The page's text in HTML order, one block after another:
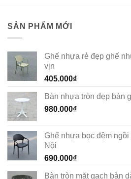
SẢN PHẨM MỚI
Ghế nhựa rẻ đẹp ghế
vịn
405.000₫
Bàn nhựa tròn đẹp bàn
980.000₫
Ghế nhựa bọc đệm
Nội
690.000₫
Bàn tròn mặt gạch bàn